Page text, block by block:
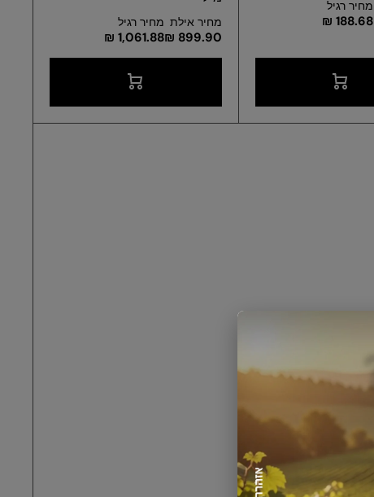
מחיר רגיל
188.68 ₪ מחיר אילת
899.90 ₪
מחיר רגיל
1,061.88 ₪